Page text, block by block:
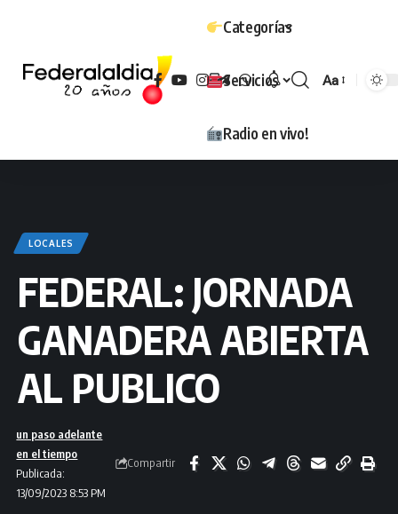
Categorías
Servicios
Radio en vivo!
Tamaño
Aa
LOCALES
FEDERAL: JORNADA
GANADERA ABIERTA
AL PUBLICO
Publicada:
13/09/2023 8:53 PM
un paso adelante
en el tiempo
Compartir